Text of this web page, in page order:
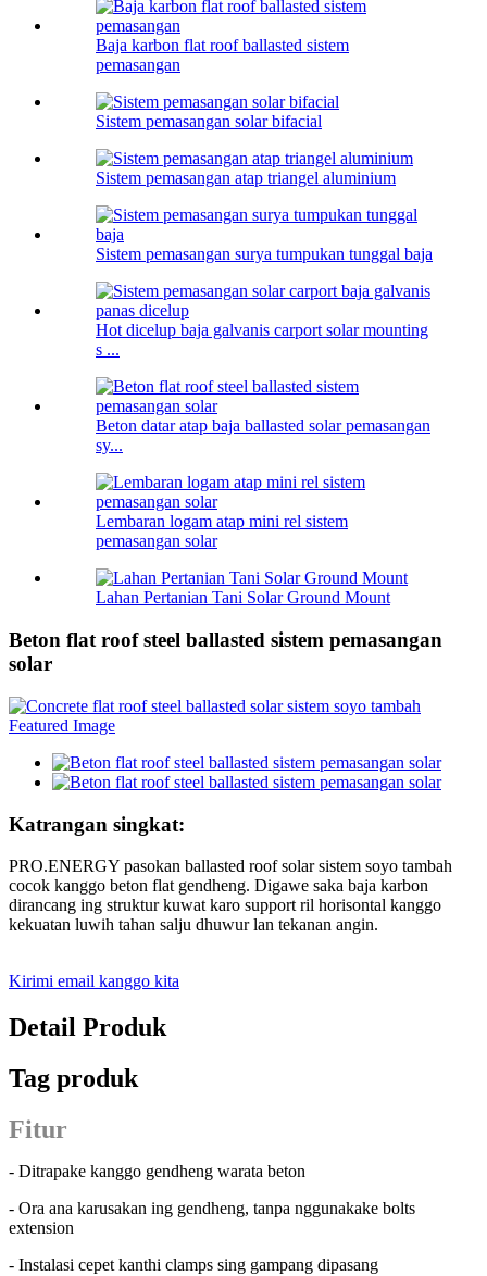
Baja karbon flat roof ballasted sistem
pemasangan
Sistem pemasangan solar bifacial
Sistem pemasangan atap triangel aluminium
Sistem pemasangan surya tumpukan tunggal baja
Hot dicelup baja galvanis carport solar mounting
s ...
Beton datar atap baja ballasted solar pemasangan
sy...
Lembaran logam atap mini rel sistem
pemasangan solar
Lahan Pertanian Tani Solar Ground Mount
Beton flat roof steel ballasted sistem pemasangan
solar
Katrangan singkat:
PRO.ENERGY pasokan ballasted roof solar sistem soyo tambah
cocok kanggo beton flat gendheng. Digawe saka baja karbon
dirancang ing struktur kuwat karo support ril horisontal kanggo
kekuatan luwih tahan salju dhuwur lan tekanan angin.
Kirimi email kanggo kita
Detail Produk
Tag produk
Fitur
- Ditrapake kanggo gendheng warata beton
- Ora ana karusakan ing gendheng, tanpa nggunakake bolts
extension
- Instalasi cepet kanthi clamps sing gampang dipasang